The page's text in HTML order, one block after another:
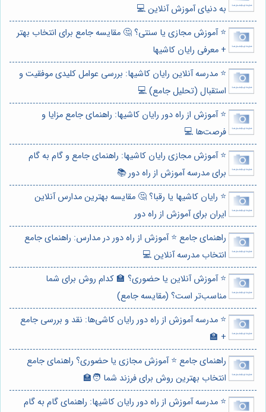
به دنیای آموزش آنلاین 💻
⭐️ آموزش مجازی یا سنتی؟ 🤔 مقایسه جامع برای انتخاب بهتر
+ معرفی رایان کاشیها
⭐️ مدرسه آنلاین رایان کاشیها: بررسی عوامل کلیدی موفقیت و
استقبال (تحلیل جامع) 💻
⭐️ آموزش از راه دور رایان کاشیها: راهنمای جامع مزایا و
فرصت‌ها 💻
⭐️ آموزش مجازی رایان کاشیها: راهنمای جامع و گام به گام
برای مدرسه آموزش از راه دور 📚
⭐️ رایان کاشیها یا رقبا؟ 🤔 مقایسه بهترین مدارس آنلاین
ایران برای آموزش از راه دور
راهنمای جامع ⭐️ آموزش از راه دور در مدارس: راهنمای جامع
انتخاب مدرسه آنلاین 💻
⭐️ آموزش آنلاین یا حضوری؟ 🏫 کدام روش برای شما
مناسب‌تر است؟ (مقایسه جامع)
⭐️ مدرسه آموزش از راه دور رایان کاشی‌ها: نقد و بررسی جامع
+ 🏫
راهنمای جامع ⭐️ آموزش مجازی یا حضوری؟ راهنمای جامع
انتخاب بهترین روش برای فرزند شما 🧑‍🏫
⭐️ مدرسه آموزش از راه دور رایان کاشیها: راهنمای گام به گام